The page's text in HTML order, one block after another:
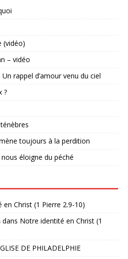
(vidéo)
– vidéo
rappel d’amour venu du ciel
?
toujours à la perdition
éloigne du péché
Christ (1 Pierre 2.9-10)
dans Notre identité en Christ (1
DE PHILADELPHIE